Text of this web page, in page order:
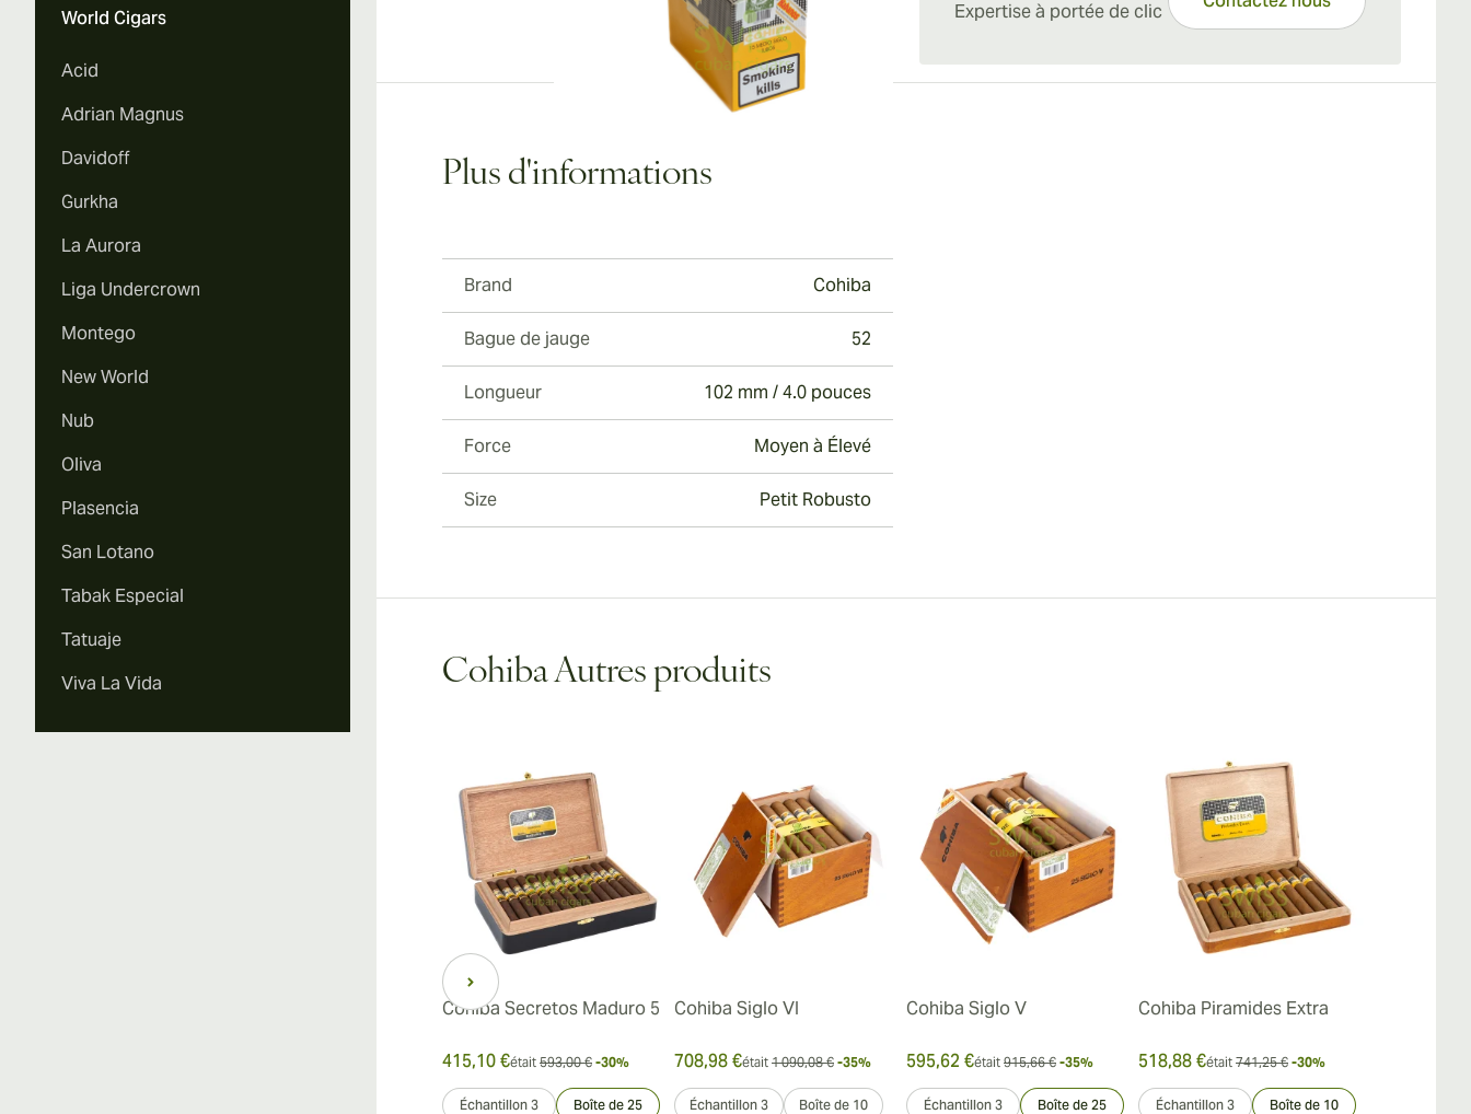
World Cigars
Acid
Adrian Magnus
Davidoff
Gurkha
La Aurora
Liga Undercrown
Montego
New World
Nub
Oliva
Plasencia
San Lotano
Tabak Especial
Tatuaje
Viva La Vida
View larger image
Expertise à portée de clic
Plus d'informations
Brand Cohiba
Bague de jauge 52
Longueur 102 mm / 4.0 pouces
Force Moyen à Élevé
Size Petit Robusto
Cohiba Autres produits
Cohiba Secretos Maduro 5
415,10 €était 593,00 € -30%
Échantillon 3 Boîte de 25
Cohiba Siglo VI
708,98 €était 1 090,08 € -35%
Échantillon 3 Boîte de 10
Cohiba Siglo V
595,62 €était 915,66 € -35%
Échantillon 3 Boîte de 25
Cohiba Piramides Extra
518,88 €était 741,25 € -30%
Échantillon 3 Boîte de 10